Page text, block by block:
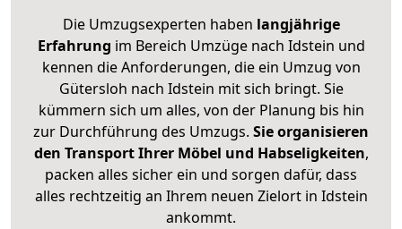
Die Umzugsexperten haben langjährige
Erfahrung im Bereich Umzüge nach Idstein und
kennen die Anforderungen, die ein Umzug von
Gütersloh nach Idstein mit sich bringt. Sie
kümmern sich um alles, von der Planung bis hin
zur Durchführung des Umzugs. Sie organisieren
den Transport Ihrer Möbel und Habseligkeiten,
packen alles sicher ein und sorgen dafür, dass
alles rechtzeitig an Ihrem neuen Zielort in Idstein
ankommt.